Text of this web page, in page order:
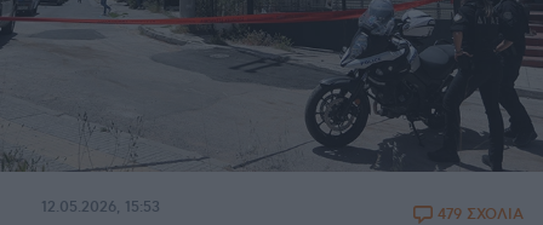
12.05.2026, 15:53 479 ΣΧΟΛΙΑ